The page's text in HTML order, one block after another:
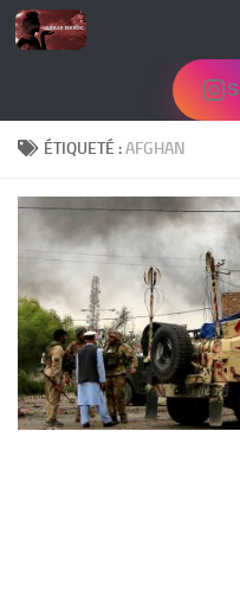
Skip to content
ÉTIQUETÉ :AFGHAN